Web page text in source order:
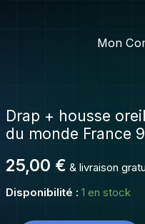
Mon
Drap + housse
du monde France
25,00 € & livraison
Disponibilité : 1 en stock
quantité
de
+
housse